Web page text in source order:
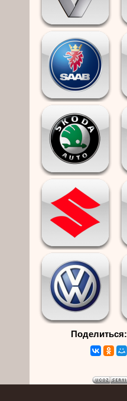
Поделиться: